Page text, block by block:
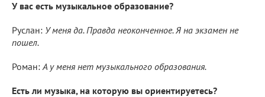
У вас есть музыкальное образование?
Руслан: У меня да. Правда неоконченное. Я на экзамен не
пошел.
Роман:А у меня нет музыкального образования.
Есть ли музыка, на которую вы ориентируетесь?